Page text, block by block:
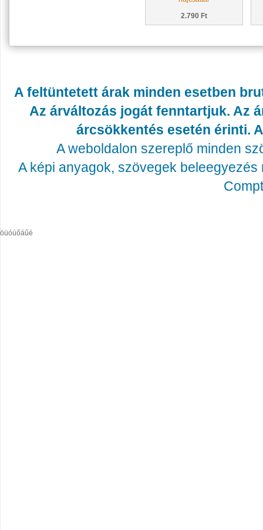
2.790 Ft
A feltüntetett árak minden esetben
Az árváltozás jogát fenntartjuk. Az
árcsökkentés esetén érinti.
A weboldalon szereplő minden
A képi anyagok, szövegek
öüóúőáűé